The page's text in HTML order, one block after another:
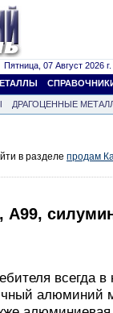
Пятница, 07 Август 2026 г.
ДРАГОЦЕННЫЕ
в разделе продам
всегда
алюминий